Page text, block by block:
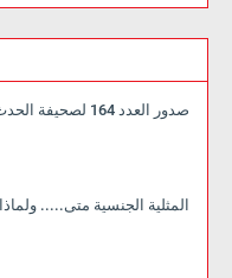
صدور العدد 164 لصحيفة الحدث الاسبوعي من لندن
المثلية الجنسية متى.....